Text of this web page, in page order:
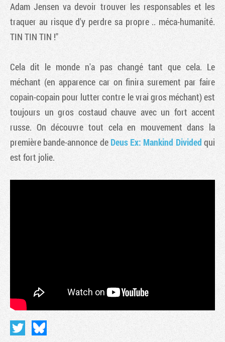
Adam Jensen va devoir trouver les responsables et les
traquer au risque d'y perdre sa propre .. méca-humanité.
TIN TIN TIN !"
Cela dit le monde n'a pas changé tant que cela. Le
méchant (en apparence car on finira surement par faire
copain-copain pour lutter contre le vrai gros méchant) est
toujours un gros costaud chauve avec un fort accent
russe. On découvre tout cela en mouvement dans la
première bande-annonce de Deus Ex: Mankind Divided qui
est fort jolie.